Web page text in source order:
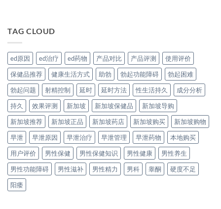
TAG CLOUD
ed原因 ed治疗 ed药物 产品对比 产品评测
使用评价
保健品推荐
健康生活方式 助勃 勃起功能障碍
勃起困难
勃起问题
射精控制 延时 延时方法 性生活持久
成分分析
持久
效果评测 新加坡 新加坡保健品
新加坡导购
新加坡推荐
新加坡正品 新加坡药店 新加坡购买
新加坡购物
早泄
早泄原因 早泄治疗 早泄管理 早泄药物
本地购买
用户评价
男性保健 男性保健知识 男性健康
男性养生
男性功能障碍
男性滋补 男性精力 男科 睾酮
硬度不足
阳痿